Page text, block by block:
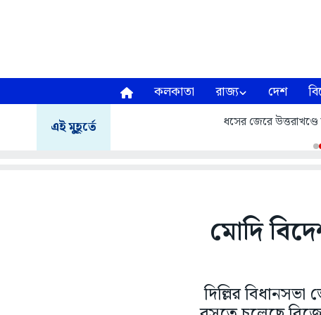
কলকাতা রাজ্য দেশ
এই মুহূর্তে ধসের জেরে উত্তরাখণ্ডে
মোদি
দিল্লির